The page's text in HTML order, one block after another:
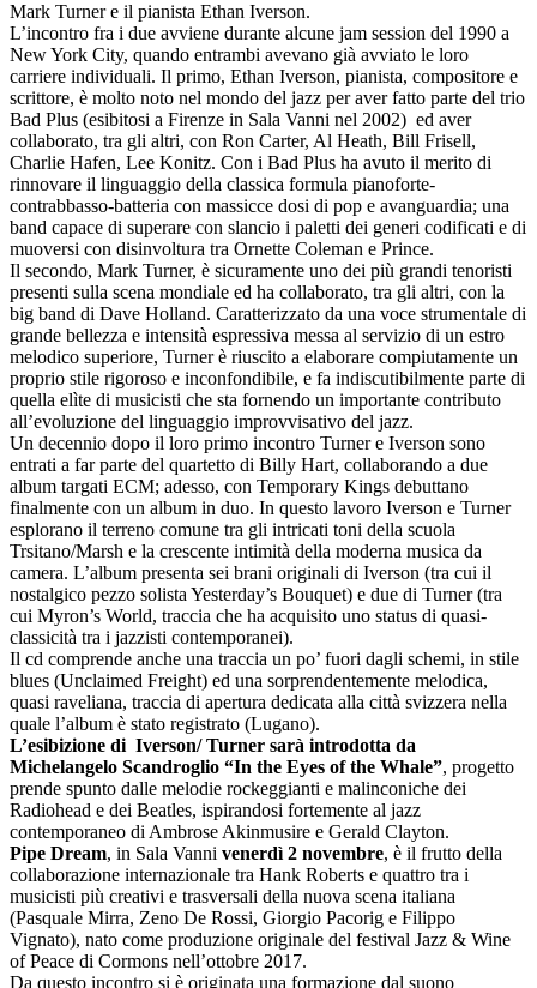
Mark Turner e il pianista Ethan Iverson.
L’incontro fra i due avviene durante alcune jam session del 1990 a
New York City, quando entrambi avevano già avviato le loro
carriere individuali. Il primo, Ethan Iverson, pianista, compositore e
scrittore, è molto noto nel mondo del jazz per aver fatto parte del trio
Bad Plus (esibitosi a Firenze in Sala Vanni nel 2002) ed aver
collaborato, tra gli altri, con Ron Carter, Al Heath, Bill Frisell,
Charlie Hafen, Lee Konitz. Con i Bad Plus ha avuto il merito di
rinnovare il linguaggio della classica formula pianoforte-
contrabbasso-batteria con massicce dosi di pop e avanguardia; una
band capace di superare con slancio i paletti dei generi codificati e di
muoversi con disinvoltura tra Ornette Coleman e Prince.
Il secondo, Mark Turner, è sicuramente uno dei più grandi tenoristi
presenti sulla scena mondiale ed ha collaborato, tra gli altri, con la
big band di Dave Holland. Caratterizzato da una voce strumentale di
grande bellezza e intensità espressiva messa al servizio di un estro
melodico superiore, Turner è riuscito a elaborare compiutamente un
proprio stile rigoroso e inconfondibile, e fa indiscutibilmente parte di
quella elìte di musicisti che sta fornendo un importante contributo
all’evoluzione del linguaggio improvvisativo del jazz.
Un decennio dopo il loro primo incontro Turner e Iverson sono
entrati a far parte del quartetto di Billy Hart, collaborando a due
album targati ECM; adesso, con Temporary Kings debuttano
finalmente con un album in duo. In questo lavoro Iverson e Turner
esplorano il terreno comune tra gli intricati toni della scuola
Trsitano/Marsh e la crescente intimità della moderna musica da
camera. L’album presenta sei brani originali di Iverson (tra cui il
nostalgico pezzo solista Yesterday’s Bouquet) e due di Turner (tra
cui Myron’s World, traccia che ha acquisito uno status di quasi-
classicità tra i jazzisti contemporanei).
Il cd comprende anche una traccia un po’ fuori dagli schemi, in stile
blues (Unclaimed Freight) ed una sorprendentemente melodica,
quasi raveliana, traccia di apertura dedicata alla città svizzera nella
quale l’album è stato registrato (Lugano).
L’esibizione di Iverson/ Turner sarà introdotta da
Michelangelo Scandroglio “In the Eyes of the Whale”, progetto
prende spunto dalle melodie rockeggianti e malinconiche dei
Radiohead e dei Beatles, ispirandosi fortemente al jazz
contemporaneo di Ambrose Akinmusire e Gerald Clayton.
Pipe Dream, in Sala Vanni venerdì 2 novembre, è il frutto della
collaborazione internazionale tra Hank Roberts e quattro tra i
musicisti più creativi e trasversali della nuova scena italiana
(Pasquale Mirra, Zeno De Rossi, Giorgio Pacorig e Filippo
Vignato), nato come produzione originale del festival Jazz & Wine
of Peace di Cormons nell’ottobre 2017.
Da questo incontro si è originata una formazione dal suono